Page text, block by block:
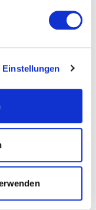
Einstellungen